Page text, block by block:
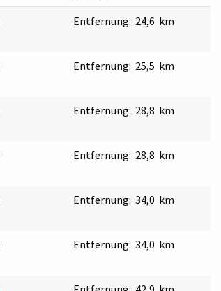
Entfernung: 24,6 km
Entfernung: 25,5 km
Entfernung: 28,8 km
Entfernung: 28,8 km
Entfernung: 34,0 km
Entfernung: 34,0 km